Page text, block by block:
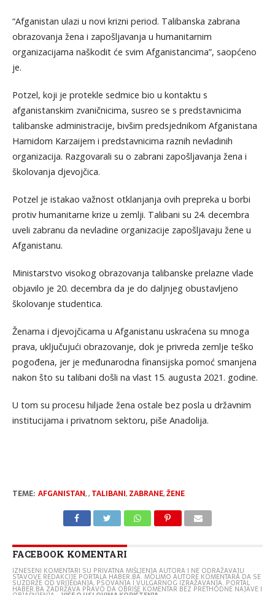
“Afganistan ulazi u novi krizni period. Talibanska zabrana
obrazovanja žena i zapošljavanja u humanitarnim
organizacijama naškodit će svim Afganistancima”, saopćeno
je.
Potzel, koji je protekle sedmice bio u kontaktu s
afganistanskim zvaničnicima, susreo se s predstavnicima
talibanske administracije, bivšim predsjednikom Afganistana
Hamidom Karzaijem i predstavnicima raznih nevladinih
organizacija. Razgovarali su o zabrani zapošljavanja žena i
školovanja djevojčica.
Potzel je istakao važnost otklanjanja ovih prepreka u borbi
protiv humanitarne krize u zemlji. Talibani su 24. decembra
uveli zabranu da nevladine organizacije zapošljavaju žene u
Afganistanu.
Ministarstvo visokog obrazovanja talibanske prelazne vlade
objavilo je 20. decembra da je do daljnjeg obustavljeno
školovanje studentica.
Ženama i djevojčicama u Afganistanu uskraćena su mnoga
prava, uključujući obrazovanje, dok je privreda zemlje teško
pogođena, jer je međunarodna finansijska pomoć smanjena
nakon što su talibani došli na vlast 15. augusta 2021. godine.
U tom su procesu hiljade žena ostale bez posla u državnim
institucijama i privatnom sektoru, piše Anadolija.
TEME: AFGANISTAN,, TALIBANI, ZABRANE,ŽENE
FACEBOOK KOMENTARI
IZNESENI KOMENTARI SU PRIVATNA MIŠLJENJA AUTORA I NE ODRAŽAVAJU
STAVOVE REDAKCIJE PORTALA HABER.BA. MOLIMO AUTORE KOMENTARA DA SE
SUZDRŽE OD VRIJEĐANJA, PSOVANJA I VULGARNOG IZRAŽAVANJA. PORTAL
HABER.BA ZADRŽAVA PRAVO DA OBRIŠE KOMENTAR BEZ PRETHODNE NAJAVE I